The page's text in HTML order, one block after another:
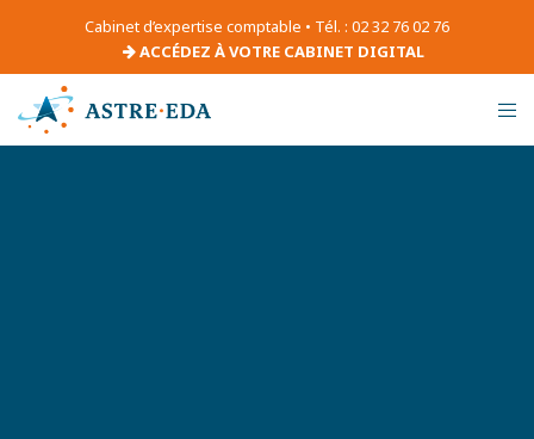
Cabinet d’expertise comptable • Tél. : 02 32 76 02 76
ACCÉDEZ À VOTRE CABINET DIGITAL